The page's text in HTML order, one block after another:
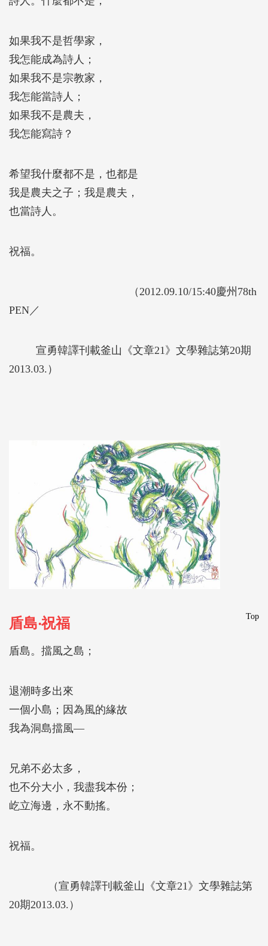
如果我不是哲學家，
我怎能成為詩人；
如果我不是宗教家，
我怎能當詩人；
如果我不是農夫，
我怎能寫詩？
希望我什麼都不是，也都是
我是農夫之子；我是農夫，
也當詩人。
祝福。
（2012.09.10/15:40慶州78th
PEN／
宣勇韓譯刊載釜山《文章21》文學雜誌第20期
2013.03.）
Top
盾島‧祝福
盾島。擋風之島；
退潮時多出來
一個小島；因為風的緣故
我為洞島擋風―
兄弟不必太多，
也不分大小，我盡我本份；
屹立海邊，永不動搖。
祝福。
（宣勇韓譯刊載釜山《文章21》文學雜誌第
20期2013.03.）